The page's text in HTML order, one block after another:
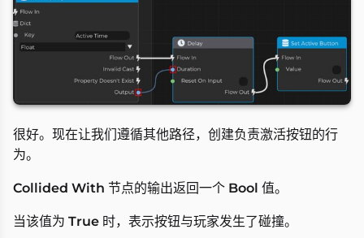
很好。现在让我们遵循其他路径，创建负责激活按钮的行
为。
Collided With 节点的输出返回一个 Bool 值。
当该值为 True 时，表示按钮与玩家发生了碰撞。